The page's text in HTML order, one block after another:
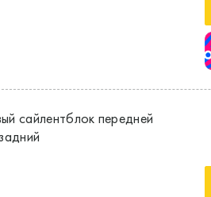
сайлентблок передней